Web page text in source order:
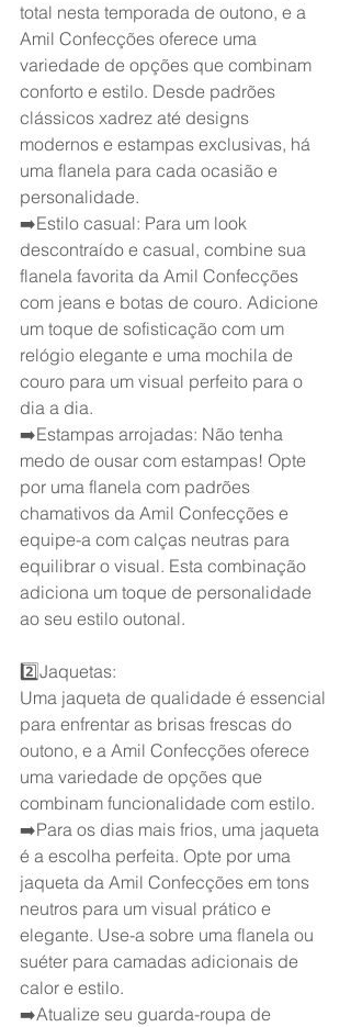
total nesta temporada de outono, e a
Amil Confecções oferece uma
variedade de opções que combinam
conforto e estilo. Desde padrões
clássicos xadrez até designs
modernos e estampas exclusivas, há
uma flanela para cada ocasião e
personalidade.
➡️Estilo casual: Para um look
descontraído e casual, combine sua
flanela favorita da Amil Confecções
com jeans e botas de couro. Adicione
um toque de sofisticação com um
relógio elegante e uma mochila de
couro para um visual perfeito para o
dia a dia.
➡️Estampas arrojadas: Não tenha
medo de ousar com estampas! Opte
por uma flanela com padrões
chamativos da Amil Confecções e
equipe-a com calças neutras para
equilibrar o visual. Esta combinação
adiciona um toque de personalidade
ao seu estilo outonal.
2️⃣Jaquetas:
Uma jaqueta de qualidade é essencial
para enfrentar as brisas frescas do
outono, e a Amil Confecções oferece
uma variedade de opções que
combinam funcionalidade com estilo.
➡️Para os dias mais frios, uma jaqueta
é a escolha perfeita. Opte por uma
jaqueta da Amil Confecções em tons
neutros para um visual prático e
elegante. Use-a sobre uma flanela ou
suéter para camadas adicionais de
calor e estilo.
➡️Atualize seu guarda-roupa de